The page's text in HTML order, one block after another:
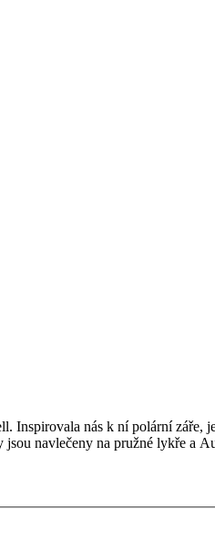
Inspirovala nás k ní polární záře,
navlečeny na pružné lykře a